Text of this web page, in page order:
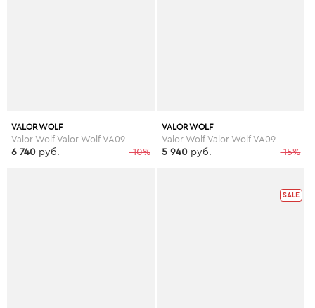
VALOR WOLF
-10%
6 740 руб.
VALOR WOLF
Valor Wolf Valor Wolf VA090AMLPX45
-15%
5 940 руб.
SALE